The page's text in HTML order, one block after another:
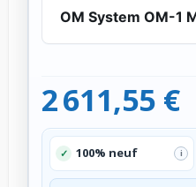
OM System OM-1
2 611,55 €
✓ 100% neuf i